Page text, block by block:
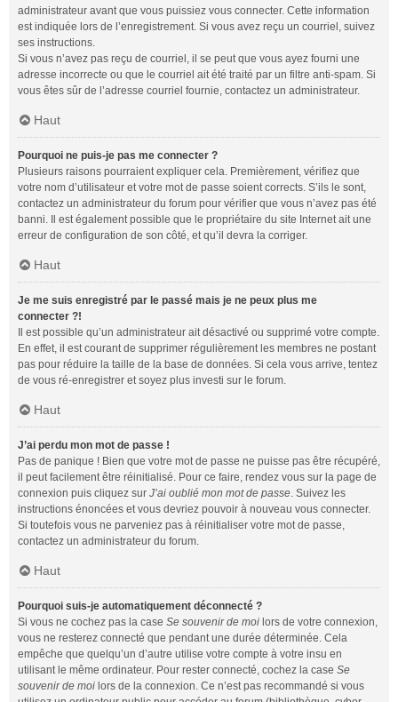
administrateur avant que vous puissiez vous connecter. Cette information
est indiquée lors de l’enregistrement. Si vous avez reçu un courriel, suivez
ses instructions.
Si vous n’avez pas reçu de courriel, il se peut que vous ayez fourni une
adresse incorrecte ou que le courriel ait été traité par un filtre anti-spam. Si
vous êtes sûr de l’adresse courriel fournie, contactez un administrateur.
Haut
Pourquoi ne puis-je pas me connecter ?
Plusieurs raisons pourraient expliquer cela. Premièrement, vérifiez que
votre nom d’utilisateur et votre mot de passe soient corrects. S’ils le sont,
contactez un administrateur du forum pour vérifier que vous n’avez pas été
banni. Il est également possible que le propriétaire du site Internet ait une
erreur de configuration de son côté, et qu’il devra la corriger.
Haut
Je me suis enregistré par le passé mais je ne peux plus me
connecter ?!
Il est possible qu’un administrateur ait désactivé ou supprimé votre compte.
En effet, il est courant de supprimer régulièrement les membres ne postant
pas pour réduire la taille de la base de données. Si cela vous arrive, tentez
de vous ré-enregistrer et soyez plus investi sur le forum.
Haut
J’ai perdu mon mot de passe !
Pas de panique ! Bien que votre mot de passe ne puisse pas être récupéré,
il peut facilement être réinitialisé. Pour ce faire, rendez vous sur la page de
connexion puis cliquez sur J’ai oublié mon mot de passe. Suivez les
instructions énoncées et vous devriez pouvoir à nouveau vous connecter.
Si toutefois vous ne parveniez pas à réinitialiser votre mot de passe,
contactez un administrateur du forum.
Haut
Pourquoi suis-je automatiquement déconnecté ?
Si vous ne cochez pas la case Se souvenir de moi lors de votre connexion,
vous ne resterez connecté que pendant une durée déterminée. Cela
empêche que quelqu’un d’autre utilise votre compte à votre insu en
utilisant le même ordinateur. Pour rester connecté, cochez la case Se
souvenir de moi lors de la connexion. Ce n’est pas recommandé si vous